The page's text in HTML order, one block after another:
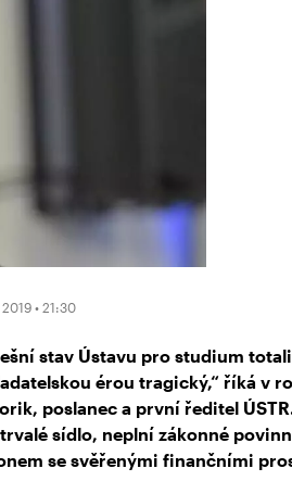
2019 • 21:30
stav Ústavu pro studium
érou tragický,“ říká v
poslanec a první ředitel
sídlo, neplní zákonné
se svěřenými finančními